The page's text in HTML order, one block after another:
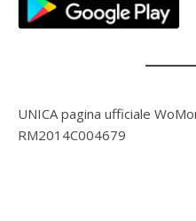
UNICA pagina ufficiale
RM2014C004679